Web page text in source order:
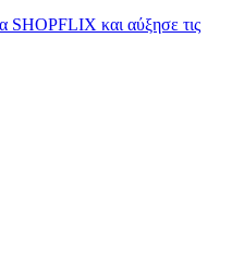
SHOPFLIX και αύξησε τις